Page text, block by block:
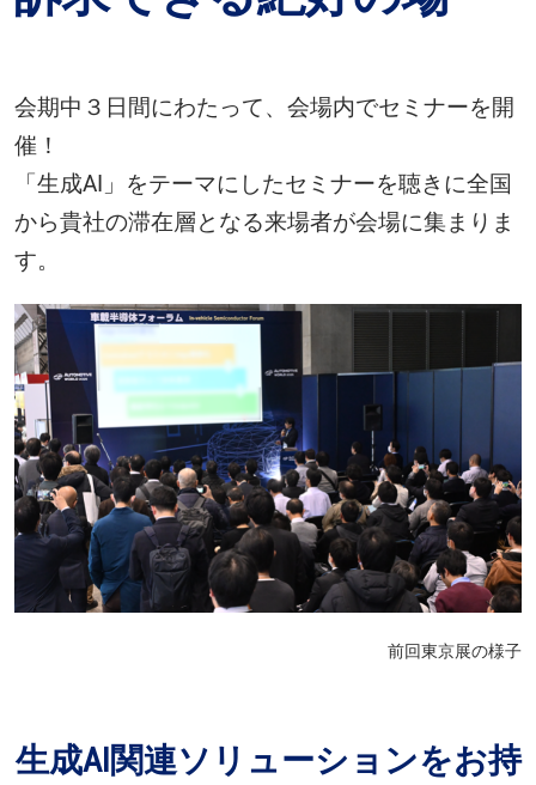
会期中３日間にわたって、会場内でセミナーを開
催！
「生成AI」をテーマにしたセミナーを聴きに全国
から貴社の滞在層となる来場者が会場に集まりま
す。
前回東京展の様子
生成AI関連ソリューションをお持